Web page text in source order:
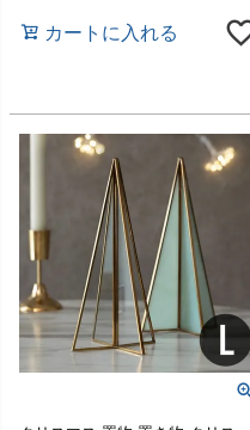
カートに入れる